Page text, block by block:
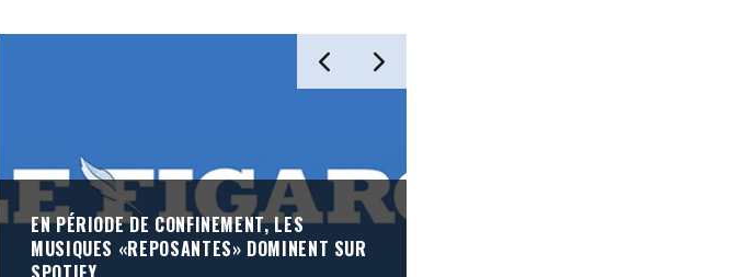
EN PÉRIODE DE CONFINEMENT, LES
MUSIQUES «REPOSANTES» DOMINENT SUR